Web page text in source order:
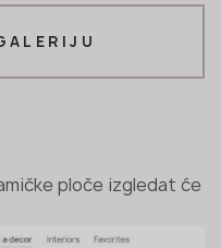
ploče izgledat će